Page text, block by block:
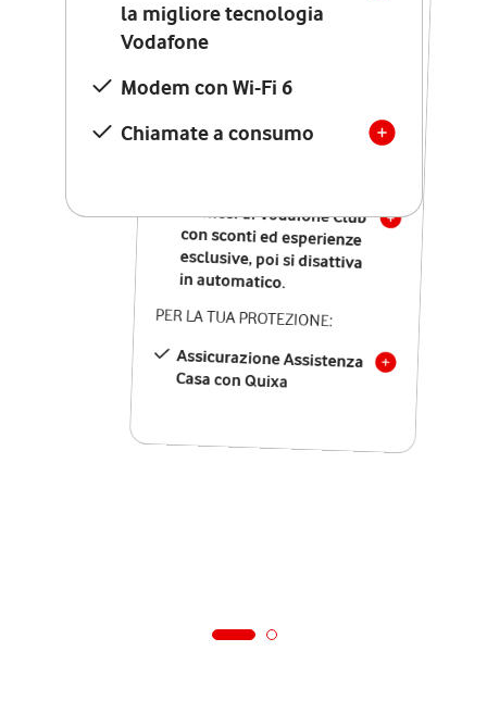
la migliore tecnologia
Vodafone
Modem con Wi-Fi 6
Chiamate a consumo
Vodafone
Modem Seven con Wi-Fi 7
Chiamate illimitate verso
numeri fissi e mobili
nazionali
12 mesi di Vodafone Club
con sconti ed esperienze
esclusive, poi si disattiva
in automatico.
PER LA TUA PROTEZIONE:
Assicurazione Assistenza
Casa con Quixa